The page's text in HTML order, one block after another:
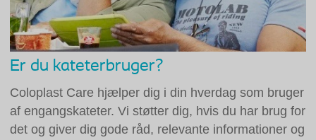
Er du kateterbruger?
Coloplast Care hjælper dig i din hverdag som bruger
af engangskateter. Vi støtter dig, hvis du har brug for
det og giver dig gode råd, relevante informationer og